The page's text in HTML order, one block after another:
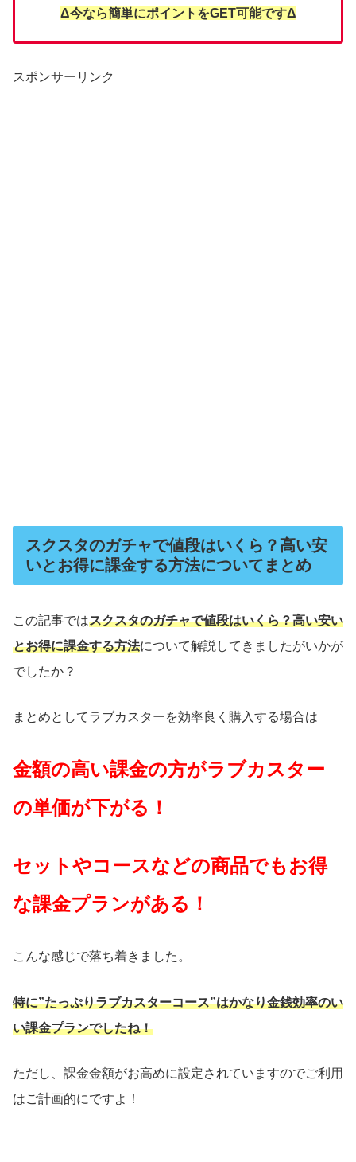
Δ今なら簡単にポイントをGET可能ですΔ
スポンサーリンク
スクスタのガチャで値段はいくら？高い安
いとお得に課金する方法についてまとめ
この記事ではスクスタのガチャで値段はいくら？高い安い
とお得に課金する方法について解説してきましたがいかが
でしたか？
まとめとしてラブカスターを効率良く購入する場合は
金額の高い課金の方がラブカスター
の単価が下がる！
セットやコースなどの商品でもお得
な課金プランがある！
こんな感じで落ち着きました。
特に”たっぷりラブカスターコース”はかなり金銭効率のい
い課金プランでしたね！
ただし、課金金額がお高めに設定されていますのでご利用
はご計画的にですよ！